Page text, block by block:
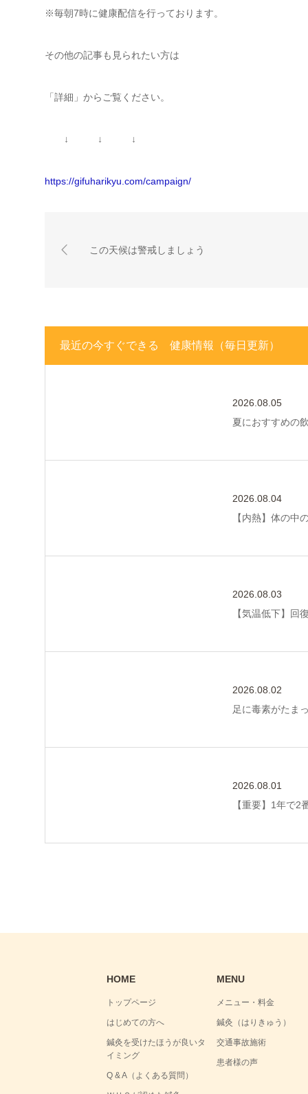
※毎朝7時に健康配信を行っております。
その他の記事も見られたい方は
「詳細」からご覧ください。
↓ ↓ ↓
https://gifuharikyu.com/campaign/
この天候は警戒しましょう
最近の今すぐできる 健康情報（毎日更新）
2026.08.05
夏におすすめの
2026.08.04
【内熱】体の中
2026.08.03
【気温低下】回
2026.08.02
足に毒素がたま
2026.08.01
【重要】1年で2
HOME
トップページ
はじめての方へ
鍼灸を受けたほうが良いタ
イミング
Q & A（よくある質問）
MENU
メニュー・料金
鍼灸（はりきゅう）
交通事故施術
患者様の声